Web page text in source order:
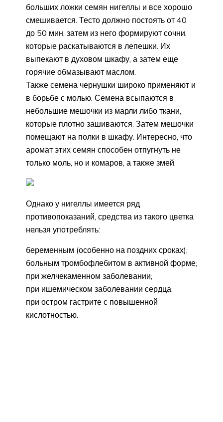
больших ложки семян нигеллы и все хорошо
смешивается. Тесто должно постоять от 40
до 50 мин, затем из него формируют сочни,
которые раскатываются в лепешки. Их
выпекают в духовом шкафу, а затем еще
горячие обмазывают маслом.
Также семена чернушки широко применяют и
в борьбе с молью. Семена всыпаются в
небольшие мешочки из марли либо ткани,
которые плотно зашиваются. Затем мешочки
помещают на полки в шкафу. Интересно, что
аромат этих семян способен отпугнуть не
только моль, но и комаров, а также змей.
Однако у нигеллы имеется ряд
противопоказаний, средства из такого цветка
нельзя употреблять:
беременным (особенно на поздних сроках);
больным тромбофлебитом в активной форме;
при желчекаменном заболевании;
при ишемическом заболевании сердца;
при остром гастрите с повышенной
кислотностью.